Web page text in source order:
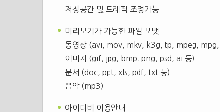
저장공간 및 트래픽 조정가능
미리보기가 가능한 파일 포맷
동영상 (avi, mov, mkv, k3g, tp, mpeg,
이미지 (gif, jpg, bmp, png, psd, ai 등)
문서 (doc, ppt, xls, pdf, txt 등)
음악 (mp3)
아이디비 이용안내